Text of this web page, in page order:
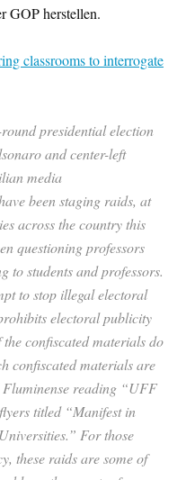
GOP herstellen.
classrooms to interrogate
presidential election
and center-left
media
been staging raids, at
across the country this
questioning professors
to students and professors.
to stop illegal electoral
electoral publicity
confiscated materials do
confiscated materials are
reading “UFF
titled “Manifest in
For those
these raids are some of